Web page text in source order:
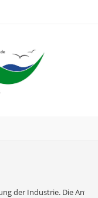
der Industrie. Die Anti-